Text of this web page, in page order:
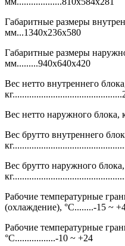
Габаритные размеры
мм...1340x236x580
Габаритные размеры
мм.........940x640x420
Вес нетто внутреннего
Вес нетто наружного блока,
Вес брутто внутреннего
Вес брутто наружного блока,
Рабочие температурные
(охлаждение), °C........-15 ~
Рабочие температурные
°C.................-10 ~ +24